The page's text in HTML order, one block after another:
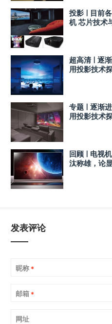
投影 | 目前
机 芯片技术
超高清 | 逐
用投影技术
专题 | 逐渐
用投影技术
回顾 | 电视
汰称雄，论
发表评论
昵称 *
邮箱 *
网址